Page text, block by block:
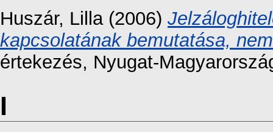
Huszár, Lilla(2006)
kapcsolatának bemutatása,
értekezés, Nyugat-
I